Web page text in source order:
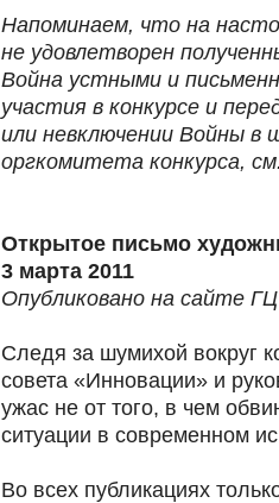
Напоминаем, что на
не удовлетворен
Война устными и
участия в конкурсе и
или невключении Войны
оргкомитета конкурса,
Открытое письмо
3 марта 2011
Опубликовано на сайте
Следя за шумихой вокруг
совета «Инновации» и
ужас не от того, в чем
ситуации в современном
Во всех публикациях